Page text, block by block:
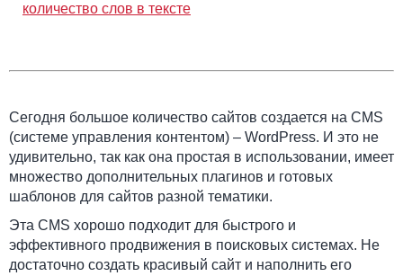
количество слов в тексте
Сегодня большое количество сайтов создается на CMS
(системе управления контентом) – WordPress. И это не
удивительно, так как она простая в использовании, имеет
множество дополнительных плагинов и готовых
шаблонов для сайтов разной тематики.
Эта CMS хорошо подходит для быстрого и
эффективного продвижения в поисковых системах. Не
достаточно создать красивый сайт и наполнить его